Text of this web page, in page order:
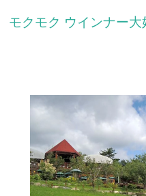
モクモク ウインナー